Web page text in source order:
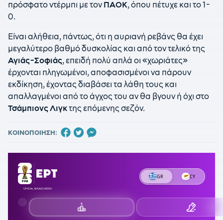
πρόσφατο ντέρμπι με τονΠΑΟΚ, όπου πέτυχε και το 1-
0.
Είναι αλήθεια, πάντως, ότι η αυριανή ρεβάνς θα έχει
μεγαλύτερο βαθμό δυσκολίας και από τον τελικό της
Αγιάς-Σοφιάς, επειδή πολύ απλά οι «χωριάτες»
έρχονται πληγωμένοι, αποφασισμένοι να πάρουν
εκδίκηση, έχοντας διαβάσει τα λάθη τους και
απαλλαγμένοι από το άγχος του αν θα βγουν ή όχι στο
Τσάμπιονς Λιγκτης επόμενης σεζόν.
ΚΟΙΝΟΠΟΙΗΣΗ: